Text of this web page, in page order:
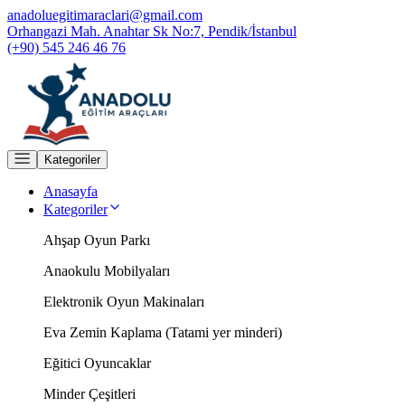
anadoluegitimaraclari@gmail.com
Orhangazi Mah. Anahtar Sk No:7, Pendik/İstanbul
(+90) 545 246 46 76
Kategoriler
Anasayfa
Kategoriler
Ahşap Oyun Parkı
Anaokulu Mobilyaları
Elektronik Oyun Makinaları
Eva Zemin Kaplama (Tatami yer minderi)
Eğitici Oyuncaklar
Minder Çeşitleri